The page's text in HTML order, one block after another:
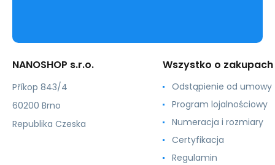
NANOSHOP s.r.o.
Příkop 843/4
60200 Brno
Republika Czeska
Wszystko o zakupach
Odstąpienie od umowy
Program lojalnościowy
Numeracja i rozmiary
Certyfikacja
Regulamin